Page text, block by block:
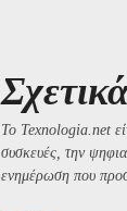
Το Texnologia.net
συσκευές, την
ενημέρωση που